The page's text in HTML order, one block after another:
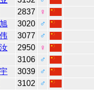
2837
♀
3020
♂
3077
♂
2950
♀
3106
♂
3039
♂
3102
♂